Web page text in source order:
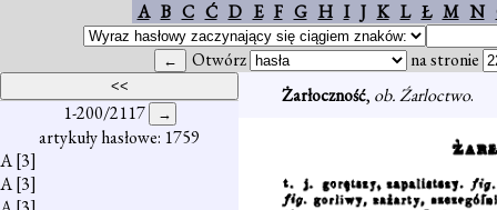
A B C Ć D E F G H I J K L Ł M N
Otwórz na stronie
1-200/2117
artykuły hasłowe: 1759
A[3]
A[3]
Żarłoczność, ob. Źarloctwo.